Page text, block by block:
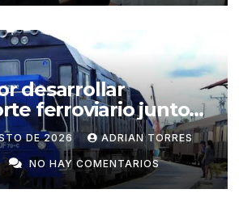
desarrollar
ferroviario junto
DE 2026 ADRIAN TORRES
NO HAY COMENTARIOS